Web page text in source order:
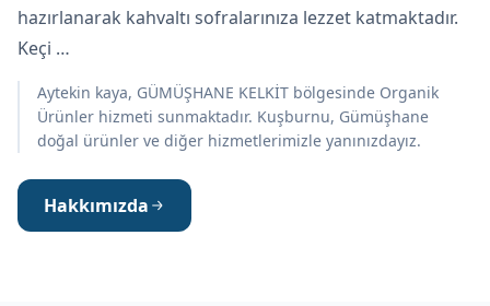
hazırlanarak kahvaltı sofralarınıza lezzet katmaktadır.
Keçi …
Aytekin kaya, GÜMÜŞHANE KELKİT bölgesinde Organik
Ürünler hizmeti sunmaktadır. Kuşburnu, Gümüşhane
doğal ürünler ve diğer hizmetlerimizle yanınızdayız.
Hakkımızda